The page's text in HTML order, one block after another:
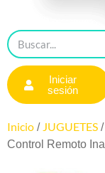
Iniciar
sesión
Inicio / JUGUETES /
Control Remoto